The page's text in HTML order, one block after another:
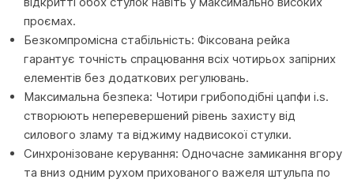
проємах.
Безкомпромісна стабільність: Фіксована рейка
гарантує точність спрацювання всіх чотирьох запірних
елементів без додаткових регулювань.
Максимальна безпека: Чотири грибоподібні цапфи i.s.
створюють неперевершений рівень захисту від
силового зламу та віджиму надвисокої стулки.
Синхронізоване керування: Одночасне замикання вгору
та вниз одним рухом прихованого важеля штульпа по